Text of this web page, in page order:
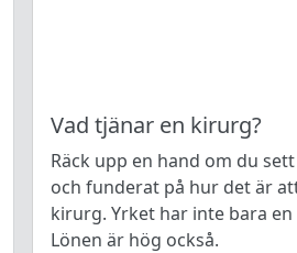
Vad tjänar en kirurg?
Räck upp en hand om du
och funderat på hur det är
kirurg. Yrket har inte bara
Lönen är hög också.